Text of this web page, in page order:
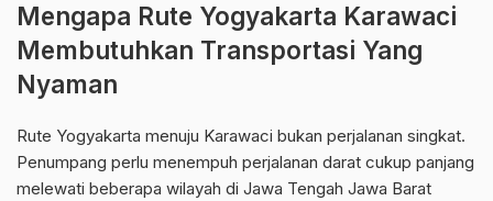
Mengapa Rute Yogyakarta Karawaci
Membutuhkan Transportasi Yang
Nyaman
Rute Yogyakarta menuju Karawaci bukan perjalanan singkat.
Penumpang perlu menempuh perjalanan darat cukup panjang
melewati beberapa wilayah di Jawa Tengah Jawa Barat